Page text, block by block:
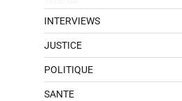
INTERVIEWS
JUSTICE
POLITIQUE
SANTE